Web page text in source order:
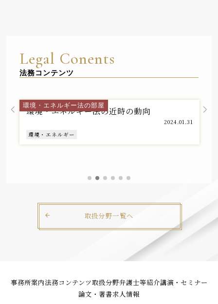
Legal Conents
法務コンテンツ
環境・エネルギー法の部屋
環境・エネルギー法の近時の動向
2024.01.31
環境・エネルギー
取扱分野一覧へ
事務所案内法務コンテンツ取扱分野弁護士等紹介講演・セミナー
論文・著書求人情報